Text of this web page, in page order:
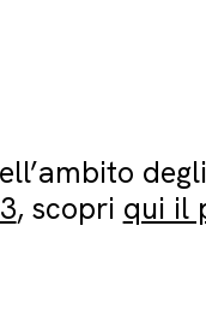
, scopri qui il